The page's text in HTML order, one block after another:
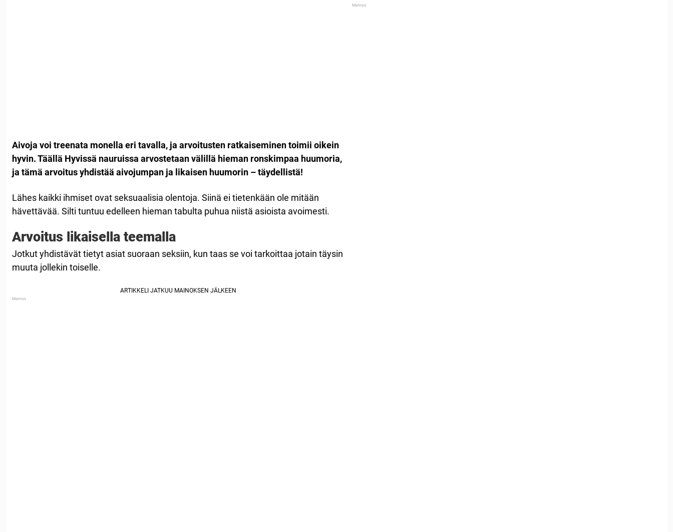
Aivoja voi treenata monella eri tavalla, ja arvoitusten ratkaiseminen toimii oikein
hyvin. Täällä Hyvissä nauruissa arvostetaan välillä hieman ronskimpaa huumoria,
ja tämä arvoitus yhdistää aivojumpan ja likaisen huumorin – täydellistä!
Lähes kaikki ihmiset ovat seksuaalisia olentoja. Siinä ei tietenkään ole mitään
hävettävää. Silti tuntuu edelleen hieman tabulta puhua niistä asioista avoimesti.
Arvoitus likaisella teemalla
Jotkut yhdistävät tietyt asiat suoraan seksiin, kun taas se voi tarkoittaa jotain täysin
muuta jollekin toiselle.
shokkisalaisuuden,